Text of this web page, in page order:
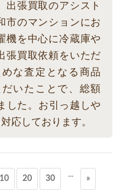
出張買取のアシスト
市のマンションにお
機を中心に冷蔵庫や
張買取依頼をいただ
な査定となる商品
いたことで、総額
した。お引っ越しや
応しております。
10 20 30 ... »